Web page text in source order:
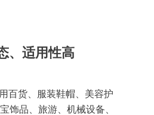
、适用性高
百货、服装鞋帽、美容护
饰品、旅游、机械设备、